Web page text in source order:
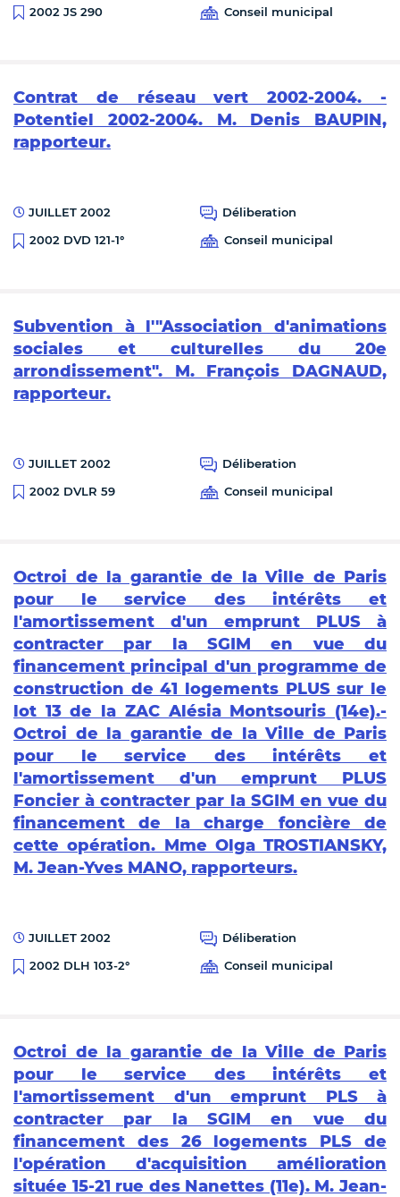
2002 JS 290
Conseil municipal
Contrat de réseau vert 2002-2004. -
Potentiel 2002-2004. M. Denis BAUPIN,
rapporteur.
JUILLET 2002
Déliberation
2002 DVD 121-1°
Conseil municipal
Subvention à l'"Association d'animations
sociales et culturelles du 20e
arrondissement". M. François DAGNAUD,
rapporteur.
JUILLET 2002
Déliberation
2002 DVLR 59
Conseil municipal
Octroi de la garantie de la Ville de Paris
pour le service des intérêts et
l'amortissement d'un emprunt PLUS à
contracter par la SGIM en vue du
financement principal d'un programme de
construction de 41 logements PLUS sur le
lot 13 de la ZAC Alésia Montsouris (14e).-
Octroi de la garantie de la Ville de Paris
pour le service des intérêts et
l'amortissement d'un emprunt PLUS
Foncier à contracter par la SGIM en vue du
financement de la charge foncière de
cette opération. Mme Olga TROSTIANSKY,
M. Jean-Yves MANO, rapporteurs.
JUILLET 2002
Déliberation
2002 DLH 103-2°
Conseil municipal
Octroi de la garantie de la Ville de Paris
pour le service des intérêts et
l'amortissement d'un emprunt PLS à
contracter par la SGIM en vue du
financement des 26 logements PLS de
l'opération d'acquisition amélioration
située 15-21 rue des Nanettes (11e). M. Jean-